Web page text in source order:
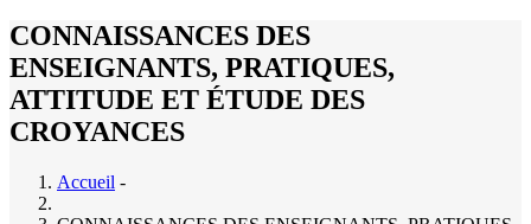
CONNAISSANCES DES
ENSEIGNANTS, PRATIQUES,
ATTITUDE ET ÉTUDE DES
CROYANCES
Accueil -